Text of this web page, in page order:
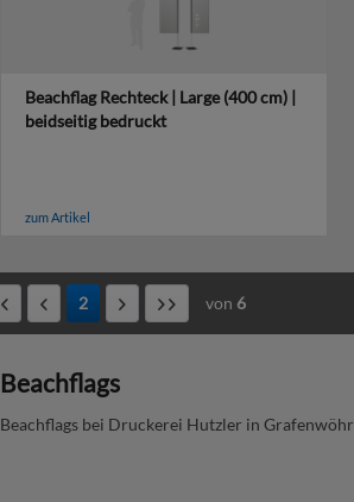
Beachflag Rechteck | Large (400 cm) |
beidseitig bedruckt
zum Artikel
2 von 6
Beachflags
Beachflags bei Druckerei Hutzler in Grafenwöhr